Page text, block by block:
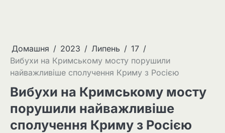
Домашня 2023 Липень
17
Вибухи на Кримському мосту порушили
найважливіше сполучення Криму з Росією
Вибухи на Кримському мосту
порушили найважливіше
сполучення Криму з Росією